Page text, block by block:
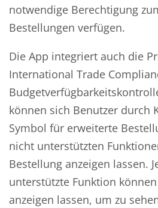
notwendige Berechtigung
Bestellungen verfügen.
Die App integriert auch die
International Trade
können sich Benutzer durch
Symbol für erweiterte
nicht unterstützten
Bestellung anzeigen lassen.
unterstützte Funktion
anzeigen lassen, um zu